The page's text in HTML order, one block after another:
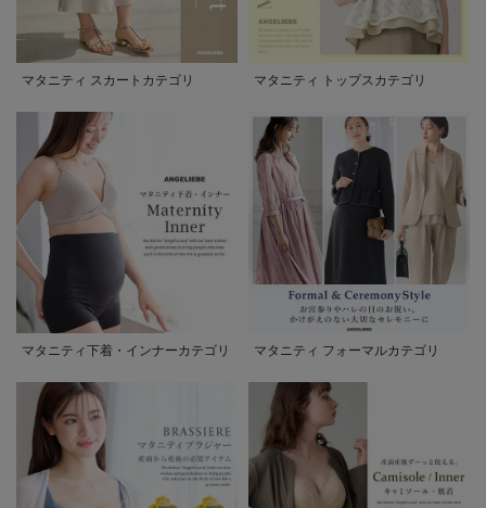
マタニティ スカートカテゴリ マタニティ トップスカテゴリ
マタニティ下着・インナーカテゴリ マタニティ フォーマルカテゴリ